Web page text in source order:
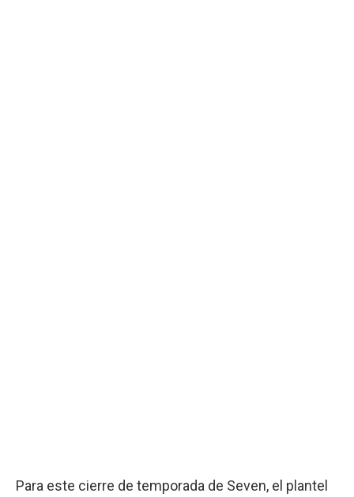
Para este cierre de temporada de Seven, el plantel